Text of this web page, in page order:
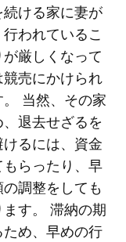
ける家に妻が
われているこ
厳しくなって
売にかけられ
当然、その家
退去せざるを
るには、資金
らったり、早
調整をしても
す。 滞納の期
め、早めの行